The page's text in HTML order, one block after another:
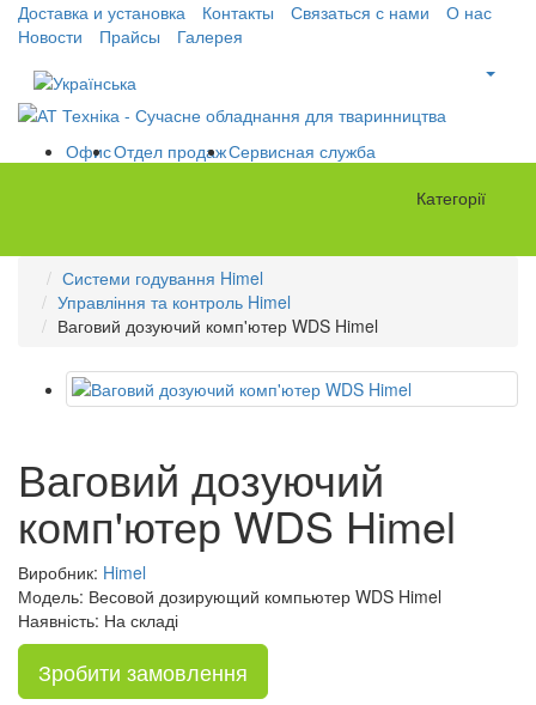
Доставка и установка Контакты Связаться с нами
О нас
Новости
Прайсы Галерея
ОфисОтдел продажСервисная служба
Категорії
Системи годування Himel
Управління та контроль Himel
Ваговий дозуючий комп'ютер WDS Himel
Ваговий дозуючий
комп'ютер WDS Himel
Виробник: Himel
Модель: Весовой дозирующий компьютер WDS Himel
Наявність: На складі
Зробити замовлення